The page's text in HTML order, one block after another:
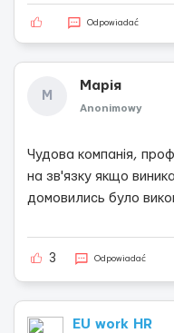
Odpowiadać
М
Марія
Anonimowy
Чудова компанія,
на зв'язку якщо
домовились було
3 Odpowiadać
EU work HR